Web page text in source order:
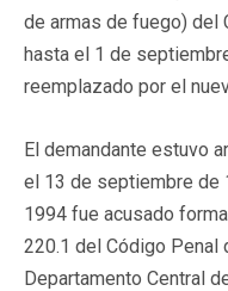
de armas de fuego) del
hasta el 1 de
reemplazado por el
El demandante estuvo
el 13 de septiembre de
1994 fue acusado
220.1 del Código
Departamento Central